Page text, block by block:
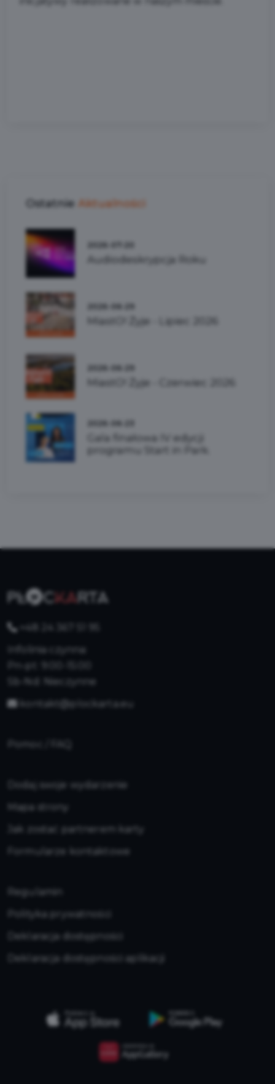
Ostatnie Aktualności
Audiodeskrypcja Roku
MiastO! Żyje - Lipiec 2026
MiastO! Żyje - Czerwiec 2026
Gala finałowa IV edycji
programu Start in Park.
+48 24 367 51 95
Infolinia czynna:
Pn-pt: 9:00-15:00
Sb-Nd: Nieczynne
kontakt@plockarta.eu
Dodaj swoje wydarzenie
Mapa strony
Jak zostać partnerem karty
Formularze kontaktowe
Regulamin
Polityka prywatności
Deklaracja dostępności
Deklaracja dostępności aplikacji